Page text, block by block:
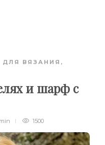
ДЛЯ ВЯЗАНИЯ ,
и шарф с
1500